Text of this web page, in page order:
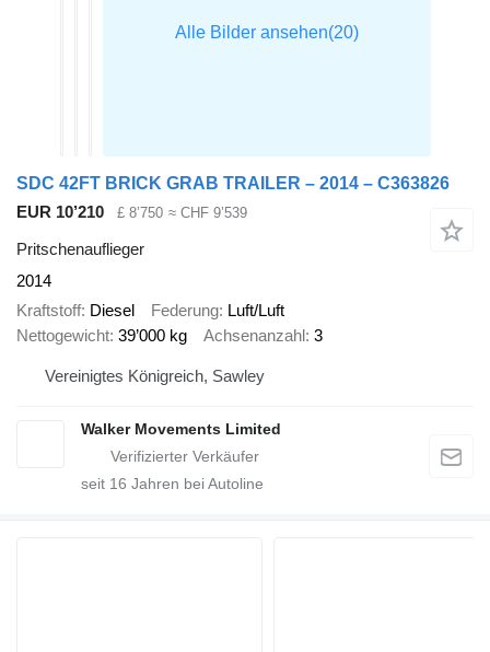
SDC 42FT BRICK GRAB TRAILER – 2014 – C363826
EUR 10’210
£ 8’750 ≈ CHF 9’539
Pritschenauflieger
2014
Kraftstoff Diesel Federung Luft/Luft
Nettogewicht 39’000 kg Achsenanzahl 3
Vereinigtes Königreich, Sawley
Walker Movements Limited
seit 16 Jahren bei Autoline